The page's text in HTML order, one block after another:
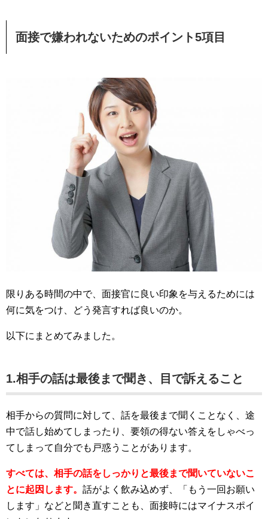
面接で嫌われないためのポイント5項目
限りある時間の中で、面接官に良い印象を与えるためには
何に気をつけ、どう発言すれば良いのか。
以下にまとめてみました。
1.相手の話は最後まで聞き、目で訴えること
相手からの質問に対して、話を最後まで聞くことなく、途
中で話し始めてしまったり、要領の得ない答えをしゃべっ
てしまって自分でも戸惑うことがあります。
すべては、相手の話をしっかりと最後まで聞いていないこ
とに起因します。 話がよく飲み込めず、「もう一回お願い
します」などと聞き直すことも、面接時にはマイナスポイ